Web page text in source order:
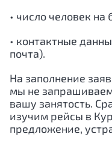
• число человек на
• контактные
почта).
На заполнение
мы не
вашу занятость.
изучим рейсы в
предложение,